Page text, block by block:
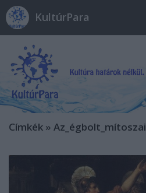
KultúrPara
Címkék » Az_égbolt_mítoszai